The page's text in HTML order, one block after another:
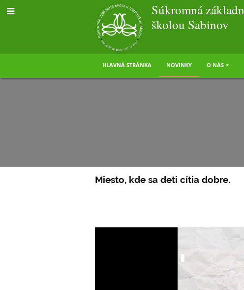
Súkromná
školou Sabinov
HLAVNÁ STRÁNKA NOVINKY O NÁS
Miesto, kde sa deti cítia dobre.